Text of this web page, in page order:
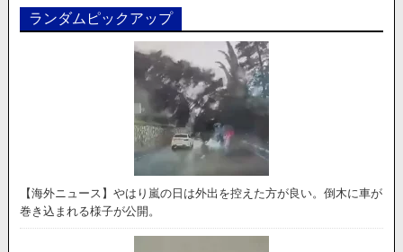
ランダムピックアップ
【海外ニュース】やはり嵐の日は外出を控えた方が良い。倒木に車が
巻き込まれる様子が公開。